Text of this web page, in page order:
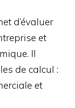
d’évaluer
et
Il
de calcul :
et